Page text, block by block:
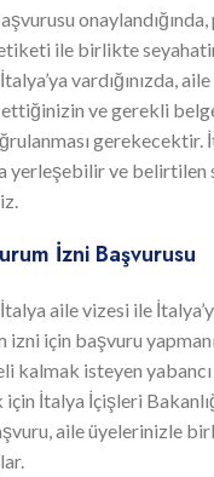
ile birlikte
vardığınızda,
ettiğinizin ve gerekli
gerekecektir.
yerleşebilir ve belirtilen
İzni Başvurusu
aile vizesi ile
izni için başvuru
kalmak isteyen
İtalya İçişleri
aile üyelerinizle